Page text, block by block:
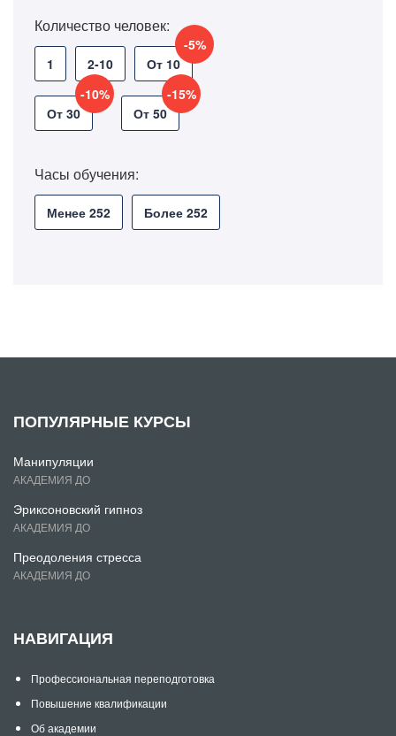
Количество человек:
1 2-10 От 10
-5%
От 30
-10%
От 50
-15%
Часы обучения:
Менее 252 Более 252
ПОПУЛЯРНЫЕ КУРСЫ
Манипуляции
АКАДЕМИЯ ДО
Эриксоновский гипноз
АКАДЕМИЯ ДО
Преодоления стресса
АКАДЕМИЯ ДО
НАВИГАЦИЯ
Профессиональная переподготовка
Повышение квалификации
Об академии